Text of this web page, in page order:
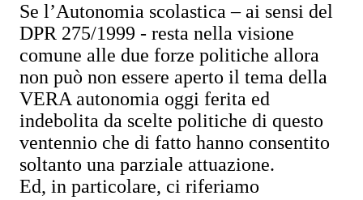
Se l’Autonomia scolastica – ai sensi del
DPR 275/1999 - resta nella visione
comune alle due forze politiche allora
non può non essere aperto il tema della
VERA autonomia oggi ferita ed
indebolita da scelte politiche di questo
ventennio che di fatto hanno consentito
soltanto una parziale attuazione.
Ed, in particolare, ci riferiamo